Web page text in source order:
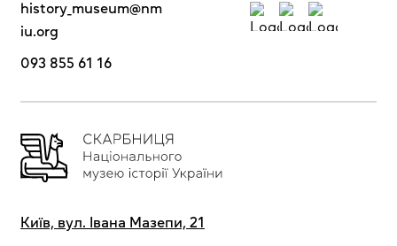
history_museum@nm
iu.org
093 855 61 16
Київ, вул. Івана Мазепи, 21